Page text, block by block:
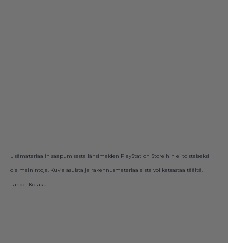
Lisämateriaalin saapumisesta länsimaiden PlayStation Storeihin ei toistaiseksi
ole mainintoja. Kuvia asuista ja rakennusmateriaaleista voi katsastaa täältä.
Lähde: Kotaku